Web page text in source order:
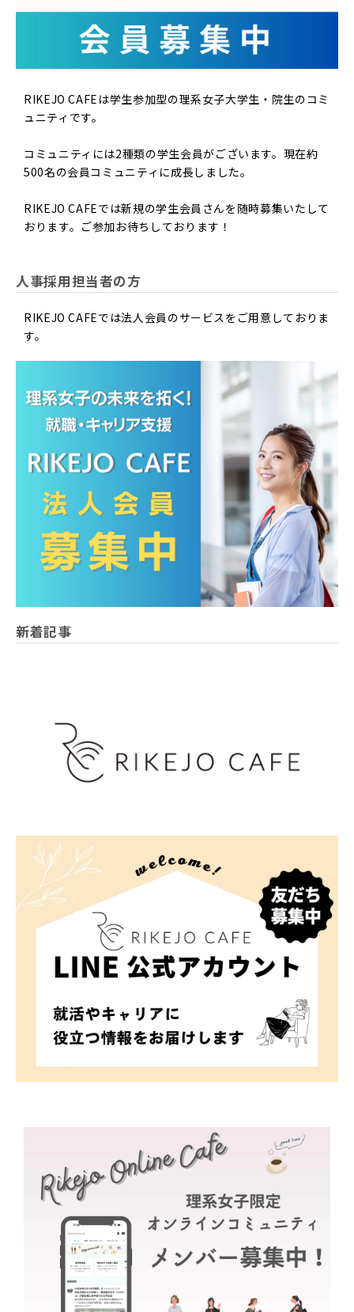
個人情報の取扱について
バシーを尊重し、利用者の個人情報（以下の定義に
従います）の管理に細心の注意を払い、これを適正
に取り扱います。
個人情報とは、利用者個人に関する情報であって、
当該情報に含まれる氏名、住所、電話番号、メール
を識別することができるものをいいます。また、そ
の情報のみでは識別できない場合でも、他の情報と
容易に照合することができ、それにより結果的に利
用者個人を識別することができるものも個人情報に
含まれます。
■ 個人情報の利用目的
個人情報の利用目的は以下の通りです。当社は必要
な範囲内で個人情報を取得し、利用目的を超えて利
用することはありません。
本サービスおける会員登録者の個人認証及び会員へ
の各種サービスの提供。
利用者の承諾に基づく、本サービス利用企業等への
個人情報開示。
当社からのお知らせ、ニュース、アンケート（一部
者の募集及び連絡。
せ等に対する回答。
各企業から委託を受けた各企業個別の就職情報のご
登録時および退会時に同意していただいた方につい
社会人生活に役立つ情報や各種の学校情報、各種ア
ンケート調査等について、郵送やE-mail、電話など
を通じてご案内。
■ 個人情報提供の任意性と提供しなかった場合に
生じる結果について
本サービス利用目的の達成に必要な個人情報を会員
登録時に提供して頂きますが、提供は任意です。但
し、各サービスの実施において、それぞれ必要とな
る項目を入力いただかない場合は、本サービスの利
用企業へのエントリーおよびセミナーへの申込みな
ど各々のサービスを受けられないことがあります。
■ 個人情報の変更等
更・追加・削除することができます。
■ 個人情報の第三者への提供
利用者の個人情報について、利用者本人の同意を得
ずに企業等の第三者に提供致しません。提供先・提
供情報内容を特定した上で、利用者の同意を得た場
合に限り提供します。但し法令により開示又は提供
が許容されている場合は、利用者の個人情報を提供
することがあります。
RIKEJO CAFEは学生参加型の理系女子大学生・院生のコミ
ュニティです。
コミュニティには2種類の学生会員がございます。現在約
500名の会員コミュニティに成長しました。
RIKEJO CAFEでは新規の学生会員さんを随時募集いたして
おります。ご参加お待ちしております！
人事採用担当者の方
RIKEJO CAFEでは法人会員のサービスをご用意しておりま
す。
新着記事